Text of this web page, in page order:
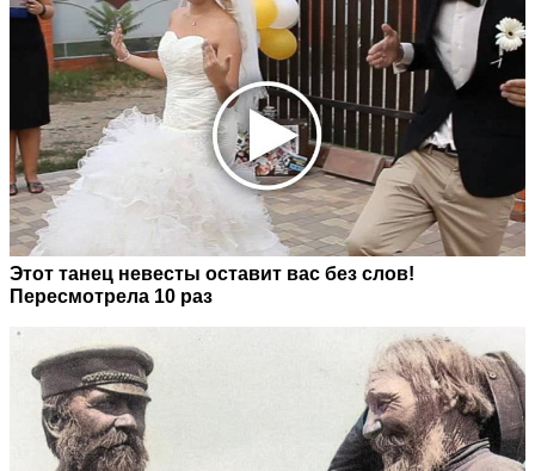
Этот танец невесты оставит вас без слов!
Пересмотрела 10 раз